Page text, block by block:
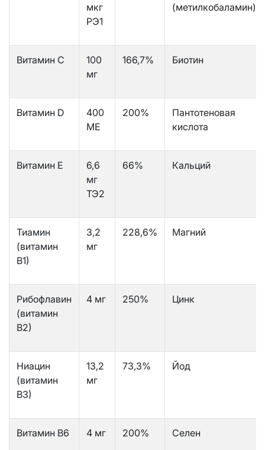
мкг
РЭ1
(метилкобаламин)
Витамин С
100
мг
166,7% Биотин
Витамин D
400
МЕ
200%
Пантотеновая
кислота
Витамин Е
6,6
мг
ТЭ2
66% Кальций
Тиамин
(витамин
В1)
3,2
мг
228,6% Магний
Рибофлавин
(витамин
В2)
4 мг 250% Цинк
Ниацин
(витамин
В3)
13,2
мг
73,3% Йод
Витамин В6 4 мг 200% Селен